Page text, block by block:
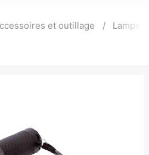
et outillage Lampe